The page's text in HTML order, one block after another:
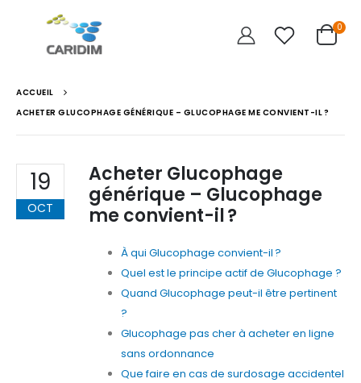
0
ACCUEIL
ACHETER GLUCOPHAGE GÉNÉRIQUE – GLUCOPHAGE ME CONVIENT-IL ?
19
OCT
Acheter Glucophage
générique – Glucophage
me convient-il ?
À qui Glucophage convient-il ?
Quel est le principe actif de Glucophage ?
Quand Glucophage peut-il être pertinent
?
Glucophage pas cher à acheter en ligne
sans ordonnance
Que faire en cas de surdosage accidentel